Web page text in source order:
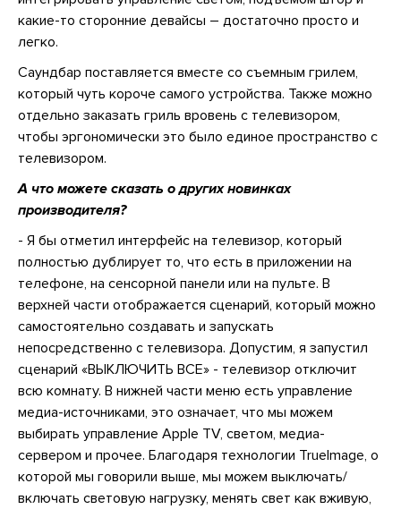
какие-то сторонние девайсы – достаточно просто и
легко.
Саундбар поставляется вместе со съемным грилем,
который чуть короче самого устройства. Также можно
отдельно заказать гриль вровень с телевизором,
чтобы эргономически это было единое пространство с
телевизором.
А что можете сказать о других новинках
производителя?
- Я бы отметил интерфейс на телевизор, который
полностью дублирует то, что есть в приложении на
телефоне, на сенсорной панели или на пульте. В
верхней части отображается сценарий, который можно
самостоятельно создавать и запускать
непосредственно с телевизора. Допустим, я запустил
сценарий «ВЫКЛЮЧИТЬ ВСЕ» - телевизор отключит
всю комнату. В нижней части меню есть управление
медиа-источниками, это означает, что мы можем
выбирать управление Apple TV, светом, медиа-
сервером и прочее. Благодаря технологии TrueImage, о
которой мы говорили выше, мы можем выключать/
включать световую нагрузку, менять свет как вживую,